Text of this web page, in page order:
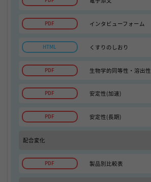
インタビューフォーム
くすりのしおり
生物学的同等性・溶出性
安定性(加速)
安定性(長期)
配合変化
製品別比較表